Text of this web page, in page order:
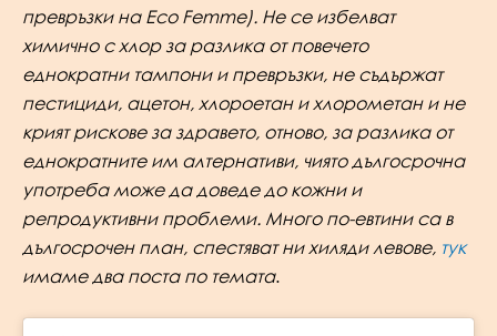
превръзки на Eco Femme). Не се избелват
химично с хлор за разлика от повечето
еднократни тампони и превръзки, не съдържат
пестициди, ацетон, хлороетан и хлорометан и не
крият рискове за здравето, отново, за разлика от
еднократните им алтернативи, чиято дългосрочна
употреба може да доведе до кожни и
репродуктивни проблеми. Много по-евтини са в
дългосрочен план, спестяват ни хиляди левове, тук
имаме два поста по темата.